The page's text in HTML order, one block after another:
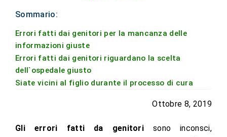
Sommario:
Errori fatti dai genitori per la mancanza delle
informazioni giuste
Errori fatti dai genitori riguardano la scelta
dell`ospedale giusto
Siate vicini al figlio durante il processo di cura
Ottobre 8, 2019
Gli errori fatti da genitori sono inconsci,